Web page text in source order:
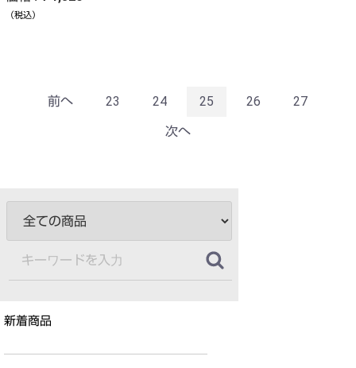
（税込）
前へ 23 24 25 26
27
次へ
新着商品